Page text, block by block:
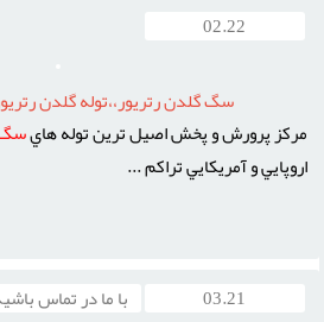
02.22
سگ گلدن رتريور،،توله گلدن
مرکز پرورش و پخش اصيل ترين توله هاي
اروپايي و آمريکايي تراکم ...
03.21 با ما در تماس